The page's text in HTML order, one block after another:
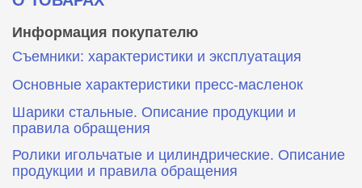
Информация покупателю
Съемники: характеристики и эксплуатация
Основные характеристики пресс‑масленок
Шарики стальные. Описание продукции и
правила обращения
Ролики игольчатые и цилиндрические. Описание
продукции и правила обращения